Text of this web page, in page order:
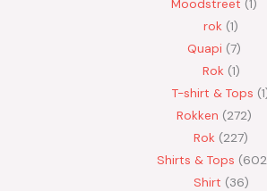
rok 1
Quapi 7
Rok 1
T-shirt & Tops 1
Rokken 272
Rok 227
Shirts & Tops 602
Shirt 36